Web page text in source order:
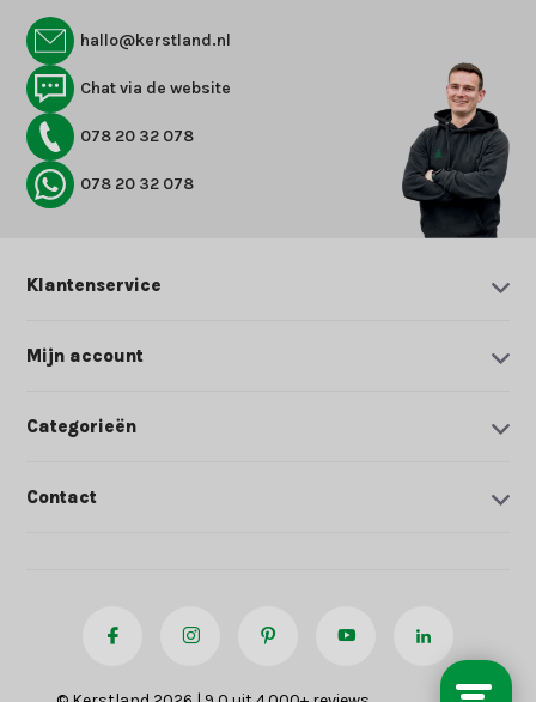
hallo@kerstland.nl
Chat via de website
078 20 32 078
078 20 32 078
Klantenservice
Mijn account
Categorieën
Contact